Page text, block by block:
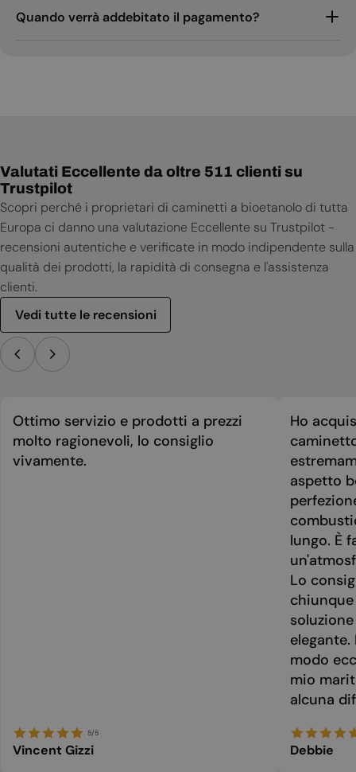
Quando verrà addebitato il pagamento?
Valutati Eccellente da oltre 511 clienti su
Trustpilot
Scopri perché i proprietari di caminetti a bioetanolo di tutta
Europa ci danno una valutazione Eccellente su Trustpilot -
recensioni autentiche e verificate in modo indipendente sulla
qualità dei prodotti, la rapidità di consegna e l'assistenza
clienti.
Vedi tutte le recensioni
Ottimo servizio e prodotti a prezzi
molto ragionevoli, lo consiglio
vivamente.
5/5
Vincent Gizzi
Ho
aspetto
lungo. È
Lo
modo
mio
alcuna
Debbie